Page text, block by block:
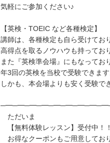
気軽にご参加ください♪
【英検・TOEIC など各種検定】
講師は、各種検定も自ら受けてお
高得点を取るノウハウも持ってお
また『英検準会場』にもなってお
年3回の英検を当校で受験できます
しかも、本会場よりも安く受験で
ただいま
【無料体験レッスン】受付中！！
お得なクーポンもご用意してお